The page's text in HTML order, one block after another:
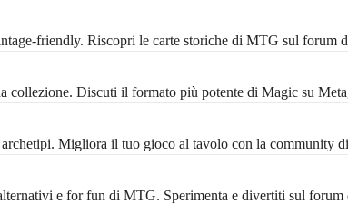
friendly. Riscopri le carte storiche di MTG sul forum
collezione. Discuti il formato più potente di Magic su
Migliora il tuo gioco al tavolo con la community
e for fun di MTG. Sperimenta e divertiti sul forum